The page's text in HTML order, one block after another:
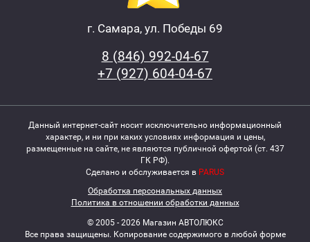
г. Самара, ул. Победы 69
8 (846) 992-04-67
+7 (927) 604-04-67
Данный интернет-сайт носит исключительно информационный
характер, и ни при каких условиях информация и цены,
размещенные на сайте, не являются публичной офертой (ст. 437
ГК РФ).
Сделано и обслуживается в PARUS
Обработка персональных данных
Политика в отношении обработки данных
© 2005 - 2026 Магазин АВТОЛЮКС
Все права защищены. Копирование содержимого в любой форме